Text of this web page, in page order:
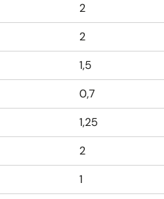
2
2
1,5
0,7
1,25
2
1